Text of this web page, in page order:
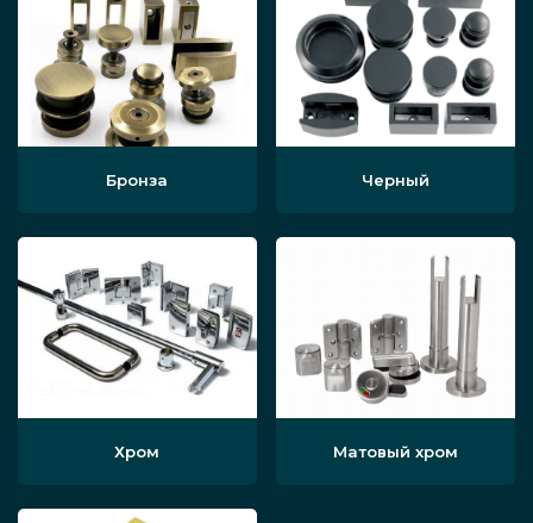
Бронза Черный
Хром Матовый хром